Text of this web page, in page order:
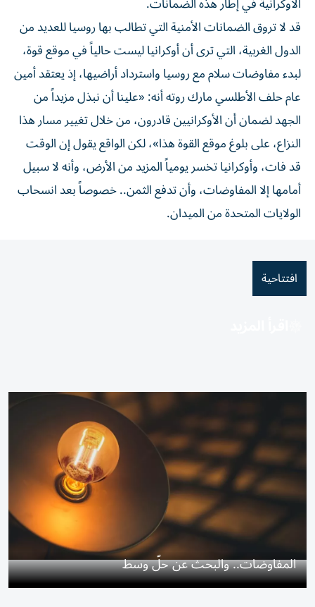
قد لا تروق الضمانات الأمنية التي تطالب بها روسيا للعديد من
الدول الغربية، التي ترى أن أوكرانيا ليست حالياً في موقع قوة،
لبدء مفاوضات سلام مع روسيا واسترداد أراضيها، إذ يعتقد أمين
عام حلف الأطلسي مارك روته أنه: «علينا أن نبذل مزيداً من
الجهد لضمان أن الأوكرانيين قادرون، من خلال تغيير مسار هذا
النزاع، على بلوغ موقع القوة هذا»، لكن الواقع يقول إن الوقت
قد فات، وأوكرانيا تخسر يومياً المزيد من الأرض، وأنه لا سبيل
أمامها إلا المفاوضات، وأن تدفع الثمن.. خصوصاً بعد انسحاب
الولايات المتحدة من الميدان.
افتتاحية
المفاوضات.. والبحث عن حلّ وسط